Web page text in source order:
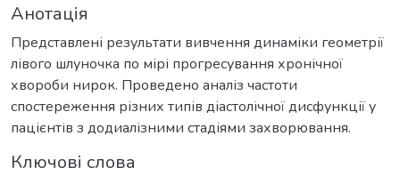
Анотація
Представлені результати вивчення динаміки геометрії
лівого шлуночка по мірі прогресування хронічної
хвороби нирок. Проведено аналіз частоти
спостереження різних типів діастолічної дисфункції у
пацієнтів з додиалізними стадіями захворювання.
Ключові слова